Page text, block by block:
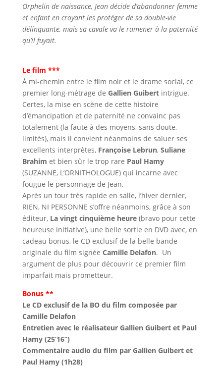
Orphelin de naissance, Jean décide d’abandonner femme
et enfant en croyant les protéger de sa double-vie
délinquante, mais sa cavale va le ramener à la paternité
qu’il fuyait.
Le film ***
À mi-chemin entre le film noir et le drame social, ce
premier long-métrage de Gallien Guibertintrigue.
Certes, la mise en scène de cette histoire
d’émancipation et de paternité ne convainc pas
totalement (la faute à des moyens, sans doute,
limités), mais il convient néanmoins de saluer ses
excellents interprètes, Françoise Lebrun, Suliane
Brahim et bien sûr le trop rare Paul Hamy
(SUZANNE, L’ORNITHOLOGUE) qui incarne avec
fougue le personnage de Jean.
Après un tour très rapide en salle, l’hiver dernier,
RIEN, NI PERSONNE s’offre néanmoins, grâce à son
éditeur, La vingt cinquième heure (bravo pour cette
heureuse initiative), une belle sortie en DVD avec, en
cadeau bonus, le CD exclusif de la belle bande
originale du film signée Camille Delafon. Un
argument de plus pour découvrir ce premier film
imparfait mais prometteur.
Bonus **
Le CD exclusif de la BO du film composée par
Camille Delafon
Entretien avec le réalisateur Gallien Guibert et Paul
Hamy (25’16’’)
Commentaire audio du film par Gallien Guibert et
Paul Hamy (1h28)